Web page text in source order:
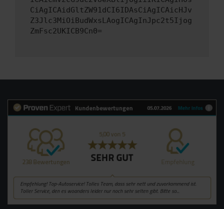
CiAgICAidGltZW91dCI6IDAsCiAgICAicHJv
Z3Jlc3MiOiBudWxsLAogICAgInJpc2t5Ijog
ZmFsc2UKICB9Cn0=